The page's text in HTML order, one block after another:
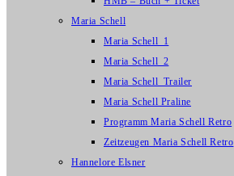
Maria Schell
Maria Schell_1
Maria Schell_2
Maria Schell_Trailer
Maria Schell Praline
Programm Maria Schell Retro
Zeitzeugen Maria Schell Retro
Hannelore Elsner